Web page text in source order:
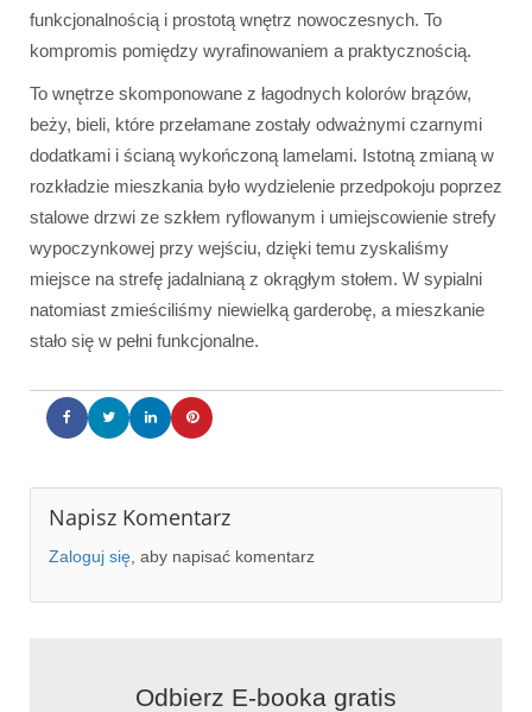
funkcjonalnością i prostotą wnętrz nowoczesnych. To
kompromis pomiędzy wyrafinowaniem a praktycznością.
To wnętrze skomponowane z łagodnych kolorów brązów,
beży, bieli, które przełamane zostały odważnymi czarnymi
dodatkami i ścianą wykończoną lamelami. Istotną zmianą w
rozkładzie mieszkania było wydzielenie przedpokoju poprzez
stalowe drzwi ze szkłem ryflowanym i umiejscowienie strefy
wypoczynkowej przy wejściu, dzięki temu zyskaliśmy
miejsce na strefę jadalnianą z okrągłym stołem. W sypialni
natomiast zmieściliśmy niewielką garderobę, a mieszkanie
stało się w pełni funkcjonalne.
Napisz Komentarz
Zaloguj się , aby napisać komentarz
Odbierz E-booka gratis